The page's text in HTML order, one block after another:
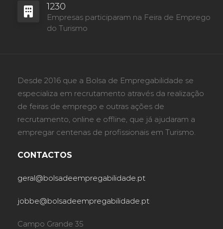
1230
Empresas participaram na Feira de Emprego
do Turismo
Desde 2016 que a Bolsa de Empregabilidade se
especializa em recrutamento através da realização
de feiras de emprego e outras ações de
recrutamento, online e offline, que já ajudaram a
empregar centenas de profissionais em Turismo.
CONTACTOS
geral@bolsadeempregabilidade.pt
jobbe@bolsadeempregabilidade.pt
Campo Grande 35